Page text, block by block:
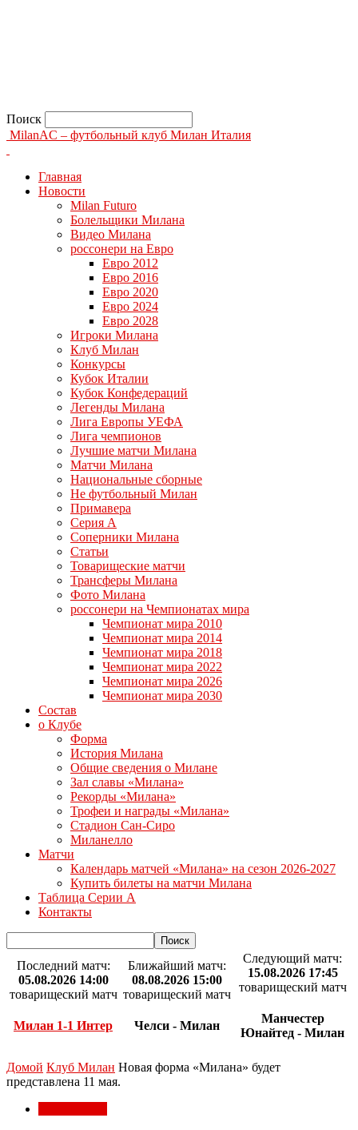
Поиск
MilanAC – футбольный клуб Милан Италия
Главная
Новости
Milan Futuro
Болельщики Милана
Видео Милана
россонери на Евро
Евро 2012
Евро 2016
Евро 2020
Евро 2024
Евро 2028
Игроки Милана
Клуб Милан
Конкурсы
Кубок Италии
Кубок Конфедераций
Легенды Милана
Лига Европы УЕФА
Лига чемпионов
Лучшие матчи Милана
Матчи Милана
Национальные сборные
Не футбольный Милан
Примавера
Серия А
Соперники Милана
Статьи
Товарищеские матчи
Трансферы Милана
Фото Милана
россонери на Чемпионатах мира
Чемпионат мира 2010
Чемпионат мира 2014
Чемпионат мира 2018
Чемпионат мира 2022
Чемпионат мира 2026
Чемпионат мира 2030
Состав
о Клубе
Форма
История Милана
Общие сведения о Милане
Зал славы «Милана»
Рекорды «Милана»
Трофеи и награды «Милана»
Стадион Сан-Сиро
Миланелло
Матчи
Календарь матчей «Милана» на сезон 2026-2027
Купить билеты на матчи Милана
Таблица Серии А
Контакты
Последний матч:
05.08.2026 14:00
товарищеский матч
Милан 1-1 Интер
Ближайший матч:
08.08.2026 15:00
товарищеский матч
Челси - Милан
Следующий матч:
15.08.2026 17:45
товарищеский матч
Манчестер
Юнайтед - Милан
Домой Клуб Милан Новая форма «Милана» будет
представлена 11 мая.